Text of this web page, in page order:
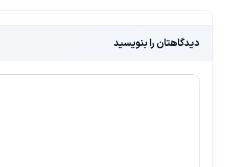
دیدگاهتان را بنویسید
دیدگاه